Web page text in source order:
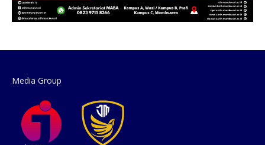
Media Group